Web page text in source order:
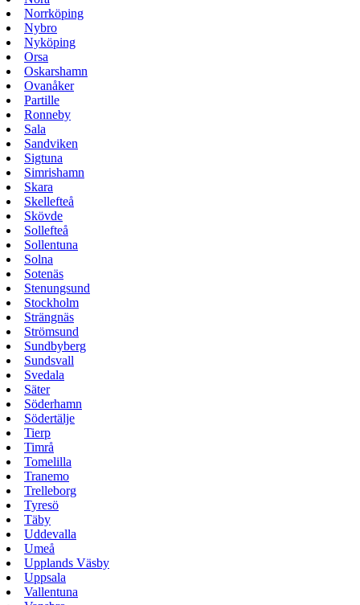
Norrköping
Nybro
Nyköping
Orsa
Oskarshamn
Ovanåker
Partille
Ronneby
Sala
Sandviken
Sigtuna
Simrishamn
Skara
Skellefteå
Skövde
Sollefteå
Sollentuna
Solna
Sotenäs
Stenungsund
Stockholm
Strängnäs
Strömsund
Sundbyberg
Sundsvall
Svedala
Säter
Söderhamn
Södertälje
Tierp
Timrå
Tomelilla
Tranemo
Trelleborg
Tyresö
Täby
Uddevalla
Umeå
Upplands Väsby
Uppsala
Vallentuna